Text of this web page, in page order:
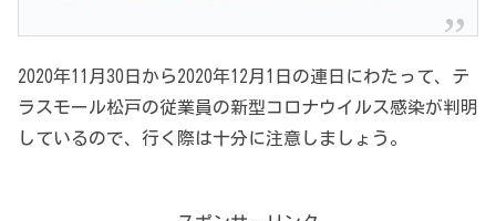
2020年11月30日から2020年12月1日の連日にわたって、テ
ラスモール松戸の従業員の新型コロナウイルス感染が判明
しているので、行く際は十分に注意しましょう。